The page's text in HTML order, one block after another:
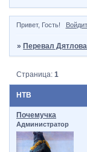
Привет, Гость!
»Перевал
НТВ
Страница:1
Почемучка
Администратор